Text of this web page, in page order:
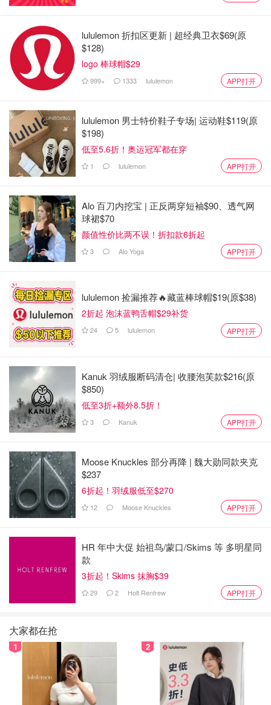
lululemon 折扣区更新 | 超经典卫衣$69(原
$128)
logo 棒球帽$29
999+ 1333 lululemon APP打开
lululemon 男士特价鞋子专场| 运动鞋$119(原
$198)
低至5.6折！奥运冠军都在穿
1 lululemon APP打开
Alo 百刀内挖宝 | 正反两穿短袖$90、透气网
球裙$70
颜值性价比两不误！折扣款6折起
3 Alo Yoga APP打开
lululemon 捡漏推荐🔥藏蓝棒球帽$19(原$38)
2折起 泡沫蓝鸭舌帽$29补货
24 5 lululemon APP打开
Kanuk 羽绒服断码清仓| 收腰泡芙款$216(原
$850)
低至3折+额外8.5折！
3 Kanuk APP打开
Moose Knuckles 部分再降 | 魏大勋同款夹克
$237
6折起！羽绒服低至$270
12 Moose Knuckles APP打开
HR 年中大促 始祖鸟/蒙口/Skims 等 多明星同
款
3折起！Skims 抹胸$39
29 2 Holt Renfrew APP打开
大家都在抢
1 2